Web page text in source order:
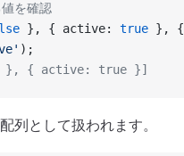
を確認
}, { active: true }, {
);
}, { active: true }]
列として扱われます。